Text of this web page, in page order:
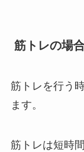
筋トレの場
筋トレを行う
ます。
筋トレは短時